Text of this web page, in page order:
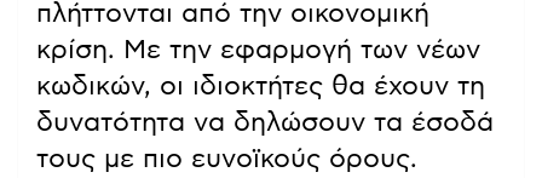
πλήττονται από την οικονομική
κρίση. Με την εφαρμογή των νέων
κωδικών, οι ιδιοκτήτες θα έχουν τη
δυνατότητα να δηλώσουν τα έσοδά
τους με πιο ευνοϊκούς όρους.